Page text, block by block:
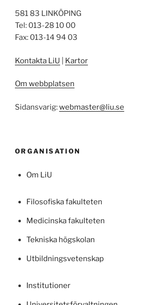
581 83 LINKÖPING
Tel: 013-28 10 00
Fax: 013-14 94 03
Kontakta LiU Kartor
Om webbplatsen
Sidansvarig:webmaster@liu.se
ORGANISATION
Om LiU
Filosofiska fakulteten
Medicinska fakulteten
Tekniska högskolan
Utbildningsvetenskap
Institutioner